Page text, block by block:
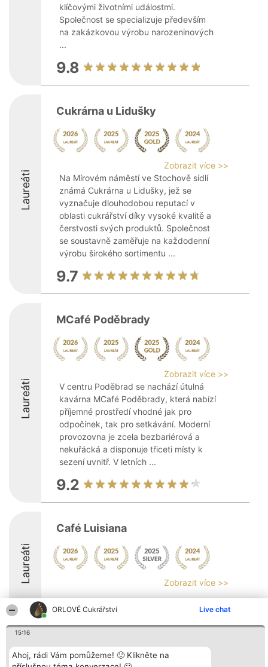
ORLOVÉ Cukrářství Live chat
15:16
Ahoj, rádi Vám pomůžeme! 🙂 Klikněte na
klíčovými životními událostmi.
Společnost se specializuje především
na zakázkovou výrobu narozeninových
...
9.8
Laureáti
Cukrárna u Lidušky
Zobrazit více >>
Na Mírovém náměstí ve Stochově sídlí
známá Cukrárna u Lidušky, jež se
vyznačuje dlouhodobou reputací v
oblasti cukrářství díky vysoké kvalitě a
čerstvosti svých produktů. Společnost
se soustavně zaměřuje na každodenní
výrobu širokého sortimentu ...
9.7
Laureáti
MCafé Poděbrady
Zobrazit více >>
V centru Poděbrad se nachází útulná
kavárna MCafé Poděbrady, která nabízí
příjemné prostředí vhodné jak pro
odpočinek, tak pro setkávání. Moderní
provozovna je zcela bezbariérová a
nekuřácká a disponuje třiceti místy k
sezení uvnitř. V letních ...
9.2
Laureáti
Café Luisiana
Zobrazit více >>
9
Organizátor hlasování
Bright Side Solutions sp. z o.
o. sp. k.
Plebiscyt
Vítězové
Seznam všech
Kontakt